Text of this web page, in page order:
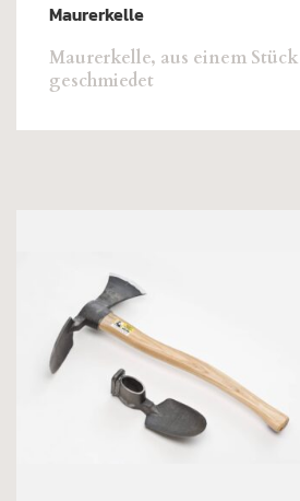
Maurerkelle
Maurerkelle, aus einem Stück
geschmiedet